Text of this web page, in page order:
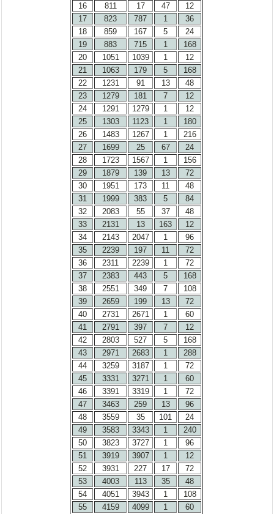
16
811 17 47
12
17
823 787 1
36
18
859 167 5
24
19
883 715 1
168
20
1051 1039 1
12
21
1063 179 5
168
22
1231 91 13
48
23
1279 181 7
12
24
1291 1279 1
12
25
1303 1123 1
180
26
1483 1267 1
216
27
1699 25 67
24
28
1723 1567 1
156
29
1879 139 13
72
30
1951 173 11
48
31
1999 383 5
84
32
2083 55 37
48
33
2131 13 163
12
34
2143 2047 1
96
35
2239 197 11
72
36
2311 2239 1
72
37
2383 443 5
168
38
2551 349 7
108
39
2659 199 13
72
40
2731 2671 1
60
41
2791 397 7
12
42
2803 527 5
168
43
2971 2683 1
288
44
3259 3187 1
72
45
3331 3271 1
60
46
3391 3319 1
72
47
3463 259 13
96
48
3559 35 101
24
49
3583 3343 1
240
50
3823 3727 1
96
51
3919 3907 1
12
52
3931 227 17
72
53
4003 113 35
48
54
4051 3943 1
108
55
4159 4099 1
60